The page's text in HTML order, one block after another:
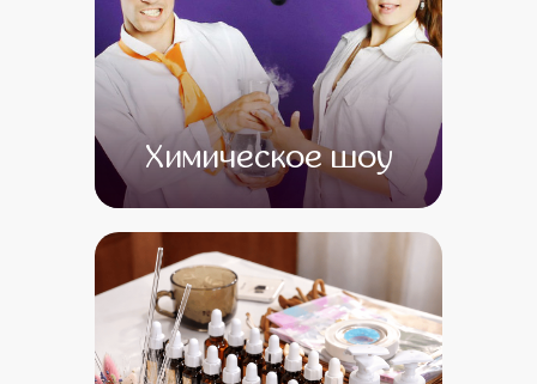
Химическое шоу
от 0 от 0